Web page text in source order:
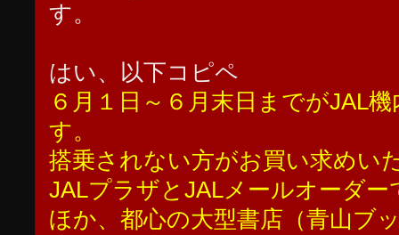
す。
はい、以下コピペ
６月１日～６月末日までがJAL
す。
搭乗されない方がお買い求めい
JALプラザとJALメールオーダ
ほか、都心の大型書店（青山ブ